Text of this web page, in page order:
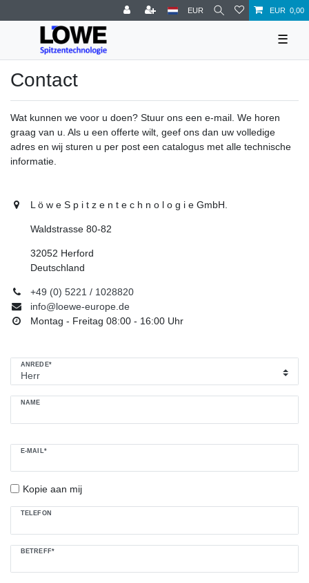
EUR EUR 0,00
☰
Contact
Wat kunnen we voor u doen? Stuur ons een e-mail. We horen
graag van u. Als u een offerte wilt, geef ons dan uw volledige
adres en wij sturen u per post een catalogus met alle technische
informatie.
L ö w e S p i t z e n t e c h n o l o g i e GmbH.
Waldstrasse 80-82
32052 Herford
Deutschland
+49 (0) 5221 / 1028820
info@loewe-europe.de
Montag - Freitag 08:00 - 16:00 Uhr
ANREDE*
NAME
E-MAIL*
Kopie aan mij
TELEFON
BETREFF*
Ceres::Template.mailFormHoneypotLabel